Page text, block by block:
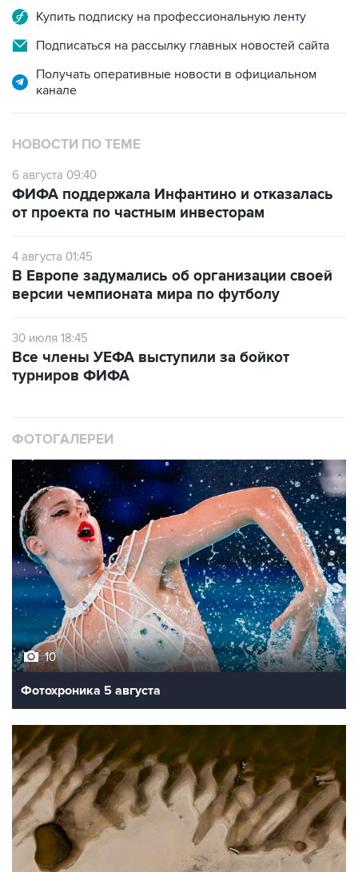
Купить подписку на профессиональную ленту
Подписаться на рассылку главных новостей сайта
Получать оперативные новости в официальном
канале
НОВОСТИ ПО ТЕМЕ
6 августа 09:40
ФИФА поддержала Инфантино и отказалась
от проекта по частным инвесторам
4 августа 01:45
В Европе задумались об организации своей
версии чемпионата мира по футболу
30 июля 18:45
Все члены УЕФА выступили за бойкот
турниров ФИФА
ФОТОГАЛЕРЕИ
10
Фотохроника 5 августа